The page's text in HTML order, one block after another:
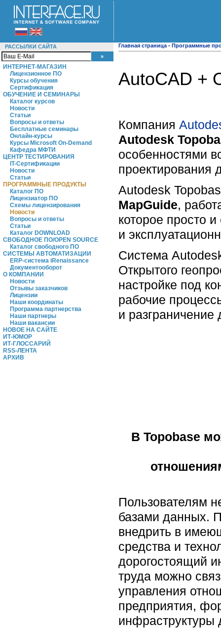
РАССЫЛКИ САЙТА
ИНТЕРНЕТ-МАГАЗИН
Лицензионное ПО
Курсы обучения
Сертификация
ОБУЧЕНИЕ И СЕМИНАРЫ
Каталог курсов
Новости
Статьи
Вопросы и ответы
Бесплатные семинары
Онлайн-курсы
Курсы Microsoft On-Demand
Кафедра МФТИ
ЦЕНТР ТЕСТИРОВАНИЯ
IT-Сертификации
Новости
Статьи
ПРОГРАММНЫЕ ПРОДУКТЫ
Каталог ПО
Лицензиатор ПО
Схемы лицензирования
Новости
Вопросы и ответы
Статьи
Каталог DOWNLOAD
СВОБОДНОЕ ПО/OPEN SOURCE
Каталог свободного ПО
СИСТЕМЫ АВТОМАТИЗАЦИИ
ERP-система iRenaissance
Документооборот
О КОМПАНИИ
Новости
Отзывы заказчиков
Лицензии
Наши координаты
Программа партнерства
Наши партнеры
Наши вакансии
НОВОЕ НА САЙТЕ
ИТ-ЮМОР
ИТ-ГЛОССАРИЙ
RSS-ЛЕНТА
АРХИВ
Главная страница - Программные
AutoCAD +
Компания
Autodesk
особенностями
проектирования
Autodesk
MapGuide,
которое просто
и
Система
Открытого
настройке под
рабочие
и разграничение
В Topobase
Пользователям
базами данных.
внедрить в
средства и
дорогостоящий
труда можно
управления
предприятия,
инфраструктуры